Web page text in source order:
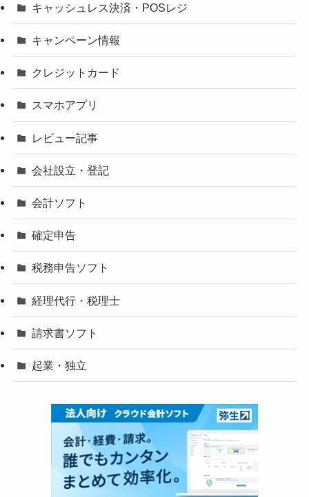
キャッシュレス決済・POSレジ
キャンペーン情報
クレジットカード
スマホアプリ
レビュー記事
会社設立・登記
会計ソフト
確定申告
税務申告ソフト
経理代行・税理士
請求書ソフト
起業・独立